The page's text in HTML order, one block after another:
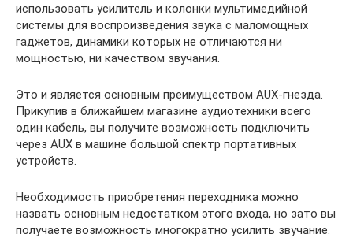
использовать усилитель и колонки мультимедийной
системы для воспроизведения звука с маломощных
гаджетов, динамики которых не отличаются ни
мощностью, ни качеством звучания.
Это и является основным преимуществом AUX-гнезда.
Прикупив в ближайшем магазине аудиотехники всего
один кабель, вы получите возможность подключить
через AUX в машине большой спектр портативных
устройств.
Необходимость приобретения переходника можно
назвать основным недостатком этого входа, но зато вы
получаете возможность многократно усилить звучание.